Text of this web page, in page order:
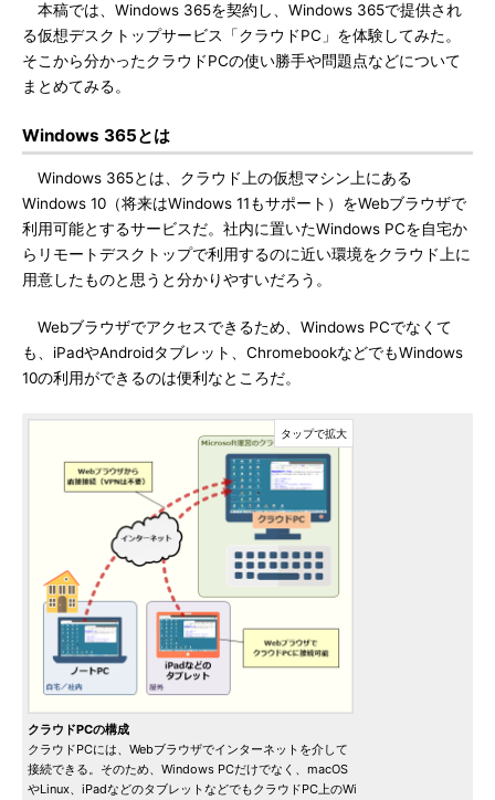
本稿では、Windows 365を契約し、Windows 365で提供され
る仮想デスクトップサービス「クラウドPC」を体験してみた。
そこから分かったクラウドPCの使い勝手や問題点などについて
まとめてみる。
Windows 365とは
Windows 365とは、クラウド上の仮想マシン上にある
Windows 10（将来はWindows 11もサポート）をWebブラウザで
利用可能とするサービスだ。社内に置いたWindows PCを自宅か
らリモートデスクトップで利用するのに近い環境をクラウド上に
用意したものと思うと分かりやすいだろう。
Webブラウザでアクセスできるため、Windows PCでなくて
も、iPadやAndroidタブレット、ChromebookなどでもWindows
10の利用ができるのは便利なところだ。
クラウドPCの構成
クラウドPCには、Webブラウザでインターネットを介して
接続できる。そのため、Windows PCだけでなく、macOS
やLinux、iPadなどのタブレットなどでもクラウドPC上のWi